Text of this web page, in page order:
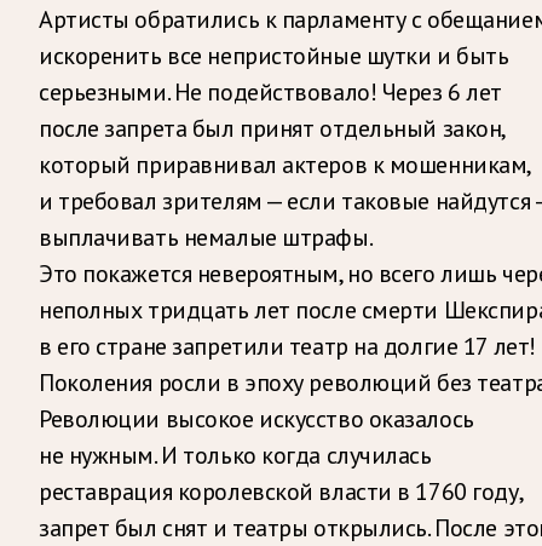
Артисты обратились к парламенту с
искоренить все непристойные шутки и быть
серьезными. Не подействовало! Через 6 лет
после запрета был принят отдельный закон,
который приравнивал актеров к мошенникам,
и требовал зрителям — если таковые найдутся
выплачивать немалые штрафы.
Это покажется невероятным, но всего лишь
неполных тридцать лет после смерти
в его стране запретили театр на долгие 17 лет!
Поколения росли в эпоху революций без
Революции высокое искусство оказалось
не нужным. И только когда случилась
реставрация королевской власти в 1760 году,
запрет был снят и театры открылись. После